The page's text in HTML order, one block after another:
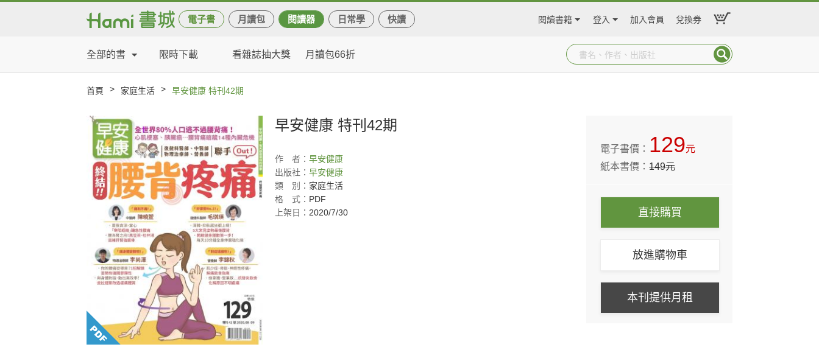
電子書 月讀包 閱讀器 日常學 快讀 閱讀書籍 登入 加入會員 兌換券
全部的書 限時下載 看雜誌抽大獎 月讀包66折
首頁 > 家庭生活 > 早安健康 特刊42期
早安健康 特刊42期
作 者： 早安健康
出版社： 早安健康
類
別： 家庭生活
格
式： PDF
上架日： 2020/7/30
電子書價： 129元
紙本書價：149元
直接購買
放進購物車
本刊提供月租